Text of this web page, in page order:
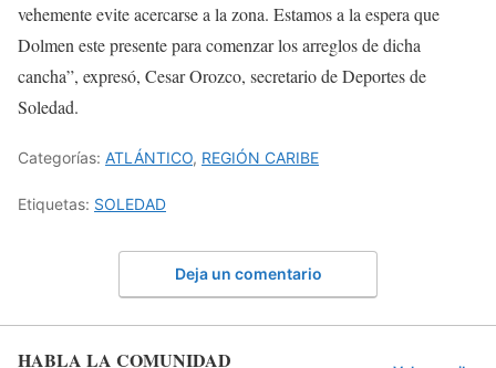
vehemente evite acercarse a la zona. Estamos a la espera que
Dolmen este presente para comenzar los arreglos de dicha
cancha”, expresó, Cesar Orozco, secretario de Deportes de
Soledad.
Categorías: ATLÁNTICO, REGIÓN CARIBE
Etiquetas: SOLEDAD
Deja un comentario
HABLA LA COMUNIDAD